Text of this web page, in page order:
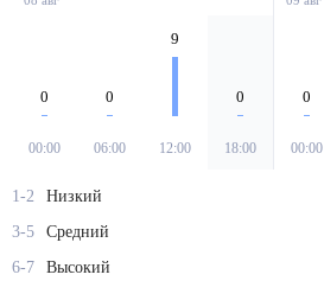
0
00:00
0
06:00
9
12:00
0
18:00
0
00:00
1-2
Низкий
3-5
Средний
6-7
Высокий